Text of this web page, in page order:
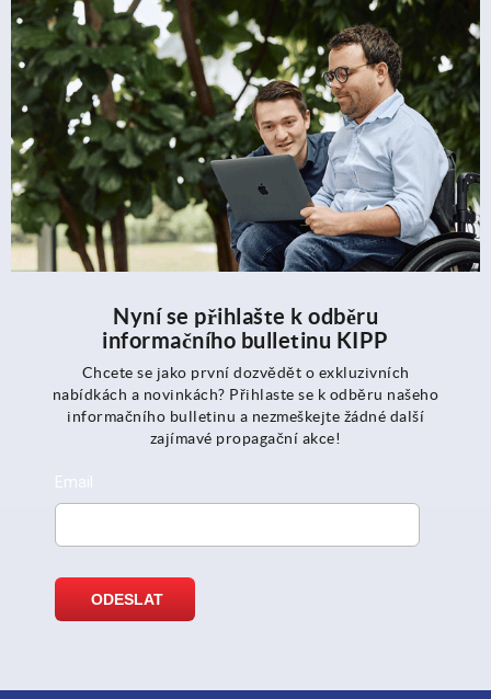
Nyní se přihlašte k odběru
informačního bulletinu KIPP
Chcete se jako první dozvědět o exkluzivních
nabídkách a novinkách? Přihlaste se k odběru našeho
informačního bulletinu a nezmeškejte žádné další
zajímavé propagační akce!